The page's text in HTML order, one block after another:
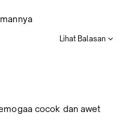
Lihat Balasan
cocok dan awet